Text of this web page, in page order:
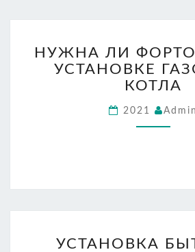
ЛИ
ПРИ
КОТЛА
НУЖНА ЛИ
УСТАНОВКЕ
КОТЛА
2021 Admin
УСТАНОВКА